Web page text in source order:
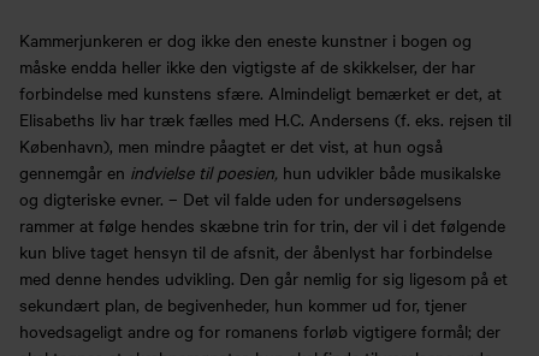
Kammerjunkeren er dog ikke den eneste kunstner i bogen og
måske endda heller ikke den vigtigste af de skikkelser, der har
forbindelse med kunstens sfære. Almindeligt bemærket er det, at
Elisabeths liv har træk fælles med H.C. Andersens (f. eks. rejsen til
København), men mindre påagtet er det vist, at hun også
gennemgår en indvielse til poesien, hun udvikler både musikalske
og digteriske evner. – Det vil falde uden for undersøgelsens
rammer at følge hendes skæbne trin for trin, der vil i det følgende
kun blive taget hensyn til de afsnit, der åbenlyst har forbindelse
med denne hendes udvikling. Den går nemlig for sig ligesom på et
sekundært plan, de begivenheder, hun kommer ud for, tjener
hovedsageligt andre og for romanens forløb vigtigere formål; der